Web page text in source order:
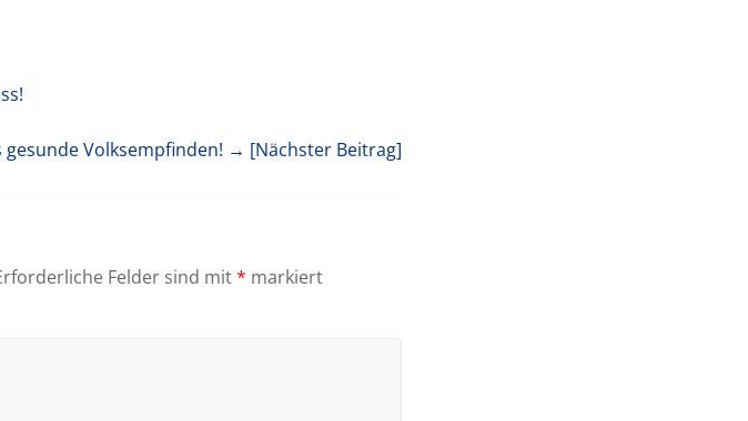
gesunde Volksempfinden! → [Nächster Beitrag]
Felder sind mit* markiert